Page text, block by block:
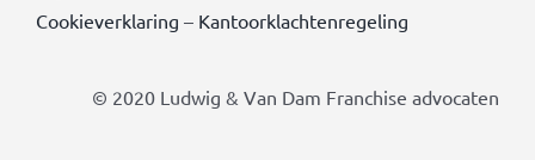
Cookieverklaring – Kantoorklachtenregeling
© 2020 Ludwig & Van Dam Franchise advocaten